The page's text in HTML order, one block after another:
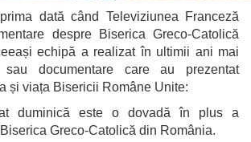
dată când Televiziunea Franceză
despre Biserica Greco-Catolică
echipă a realizat în ultimii ani mai
sau documentare care au prezentat
și viața Bisericii Române Unite:
duminică este o dovadă în plus a
a Greco-Catolică din România.